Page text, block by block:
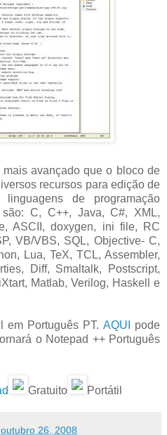
avançado que o bloco de
recursos para edição de
de programação
C, C++, Java, C#, XML,
ASCII, doxygen, ini file, RC
VB/VBS, SQL, Objective- C,
Lua, TeX, TCL, Assembler,
Diff, Smaltalk, Postscript,
Matlab, Verilog, Haskell e
em Português PT. AQUI
pode
o Notepad ++ Português
Gratuito Portátil
26, 2008